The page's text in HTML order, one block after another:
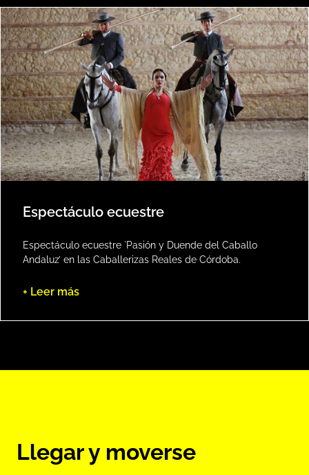
Espectáculo ecuestre
Espectáculo ecuestre `Pasión y Duende del Caballo
Andaluz’ en las Caballerizas Reales de Córdoba.
+ Leer más
Llegar y moverse